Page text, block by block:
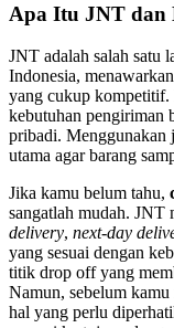
Apa Itu JNT dan
JNT adalah salah satu
Indonesia,
yang cukup
kebutuhan pengiriman
pribadi. Menggunakan
utama agar barang
Jika kamu belum tahu,
sangatlah mudah. JNT
delivery, next-day
yang sesuai dengan
titik drop off yang
Namun, sebelum
hal yang perlu